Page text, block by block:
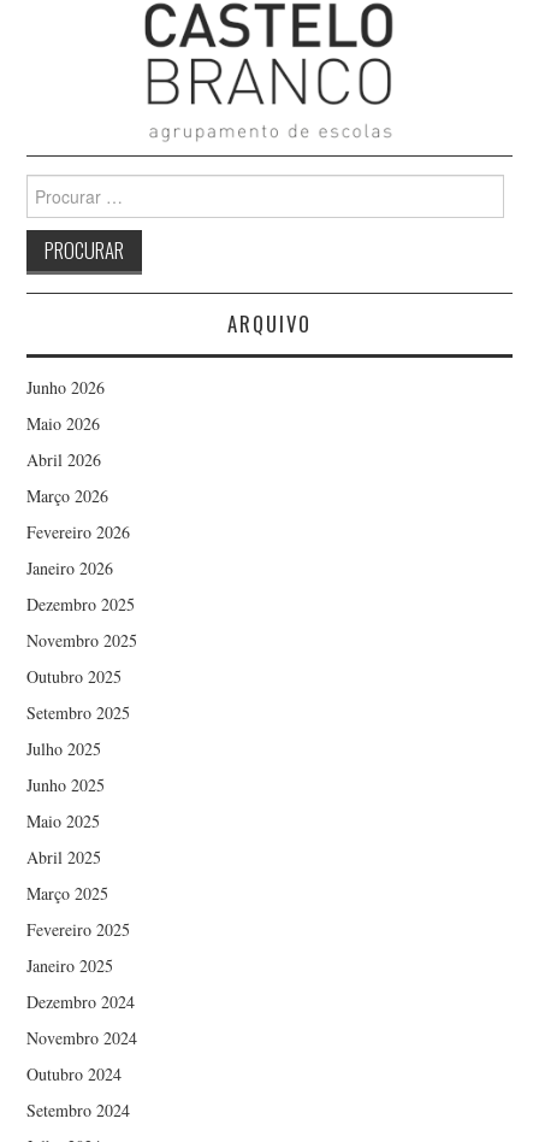
Search
for:
ARQUIVO
Junho 2026
Maio 2026
Abril 2026
Março 2026
Fevereiro 2026
Janeiro 2026
Dezembro 2025
Novembro 2025
Outubro 2025
Setembro 2025
Julho 2025
Junho 2025
Maio 2025
Abril 2025
Março 2025
Fevereiro 2025
Janeiro 2025
Dezembro 2024
Novembro 2024
Outubro 2024
Setembro 2024